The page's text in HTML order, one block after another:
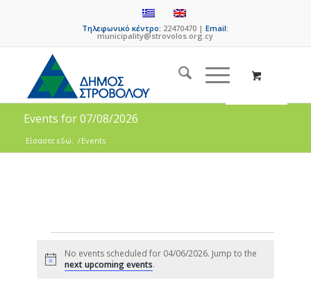
Τηλεφωνικό κέντρο: 22470470 |Email:
municipality@strovolos.org.cy
Events for 07/08/2026
Είσαστε εδώ: /Events
Notice
No events scheduled for 04/06/2026. Jump to the
next upcoming events.